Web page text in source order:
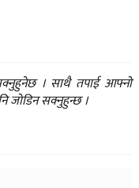
। साथै तपाई आफ्नो
जोडिन सक्नुहुन्छ ।